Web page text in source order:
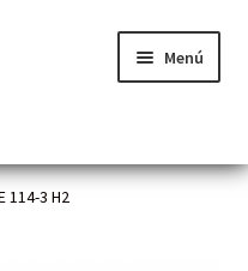
Menú
114-3 H2